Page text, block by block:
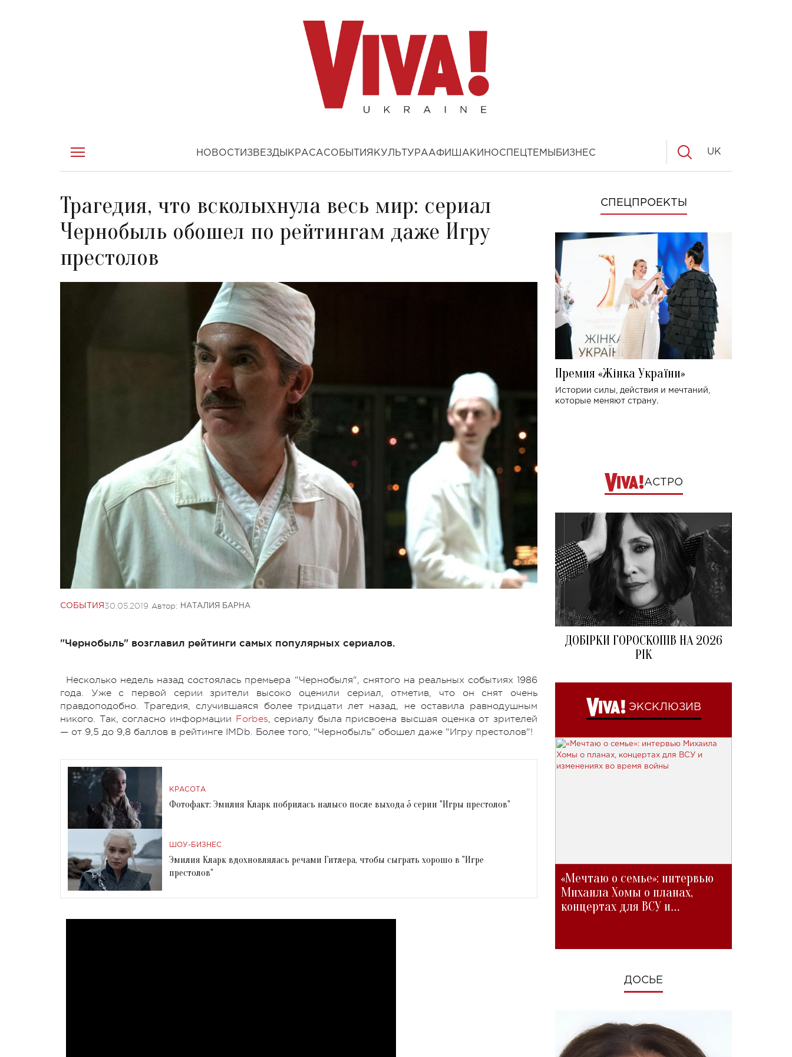
НОВОСТИ ЗВЕЗДЫ КРАСАСОБЫТИЯ КУЛЬТУРААФИША КИНОСПЕЦТЕМЫ БИЗНЕС UK
Трагедия, что всколыхнула весь мир: сериал
Чернобыль обошел по рейтингам даже Игру
престолов
СОБЫТИЯ 30.05.2019 Автор: НАТАЛИЯ БАРНА
"Чернобыль" возглавил рейтинги самых популярных сериалов.
Несколько недель назад состоялась премьера "Чернобыля", снятого на реальных событиях 1986
года. Уже с первой серии зрители высоко оценили сериал, отметив, что он снят очень
правдоподобно. Трагедия, случившаяся более тридцати лет назад, не оставила равнодушным
никого. Так, согласно информации Forbes, сериалу была присвоена высшая оценка от зрителей
— от 9,5 до 9,8 баллов в рейтинге IMDb. Более того, "Чернобыль" обошел даже "Игру престолов"!
КРАСОТА
Фотофакт: Эмилия Кларк побрилась налысо после выхода 5 серии "Игры престолов"
ШОУ-БИЗНЕС
Эмилия Кларк вдохновлялась речами Гитлера, чтобы сыграть хорошо в "Игре
престолов"
СПЕЦПРОЕКТЫ
Премия «Жінка України»
Истории силы, действия и мечтаний,
которые меняют страну.
АСТРО
ДОБІРКИ ГОРОСКОПІВ НА 2026
РІК
ЭКСКЛЮЗИВ
«Мечтаю о семье»: интервью
Михаила Хомы о планах,
концертах для ВСУ и
ДОСЬЕ